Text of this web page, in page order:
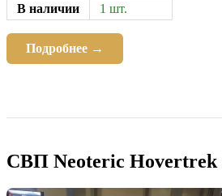
В наличии
1 шт.
Подробнее →
СВП Neoteric Hovertrek